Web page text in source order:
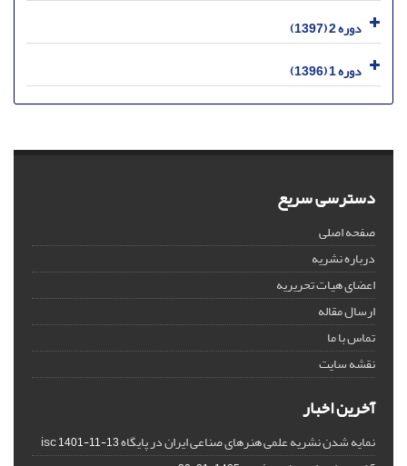
دوره 2 (1397)
دوره 1 (1396)
دسترسی سریع
صفحه اصلی
درباره نشریه
اعضای هیات تحریریه
ارسال مقاله
تماس با ما
نقشه سایت
آخرین اخبار
نمایه شدن نشریه علمی هنرهای صناعی ایران در پایگاه isc1401-11-13